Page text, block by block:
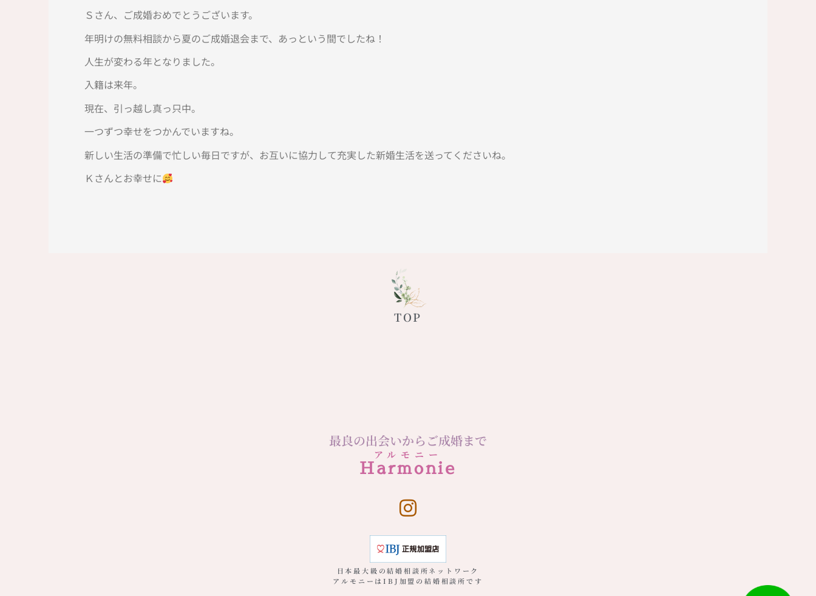
Ｓさん、ご成婚おめでとうございます。
年明けの無料相談から夏のご成婚退会まで、あっという間でしたね！
人生が変わる年となりました。
入籍は来年。
現在、引っ越し真っ只中。
一つずつ幸せをつかんでいますね。
新しい生活の準備で忙しい毎日ですが、お互いに協力して充実した新婚生活を送ってくださいね。
Ｋさんとお幸せに
TOP
最良の出会いからご成婚まで
アルモニー
Harmonie
日本最大級の結婚相談所ネットワーク
アルモニーはIBJ加盟の結婚相談所です